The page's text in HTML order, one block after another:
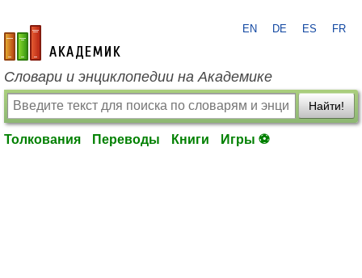
academic.ru
EN DE ES FR
Словари и энциклопедии на Академике
Найти!
Толкования Переводы Книги Игры ⚽